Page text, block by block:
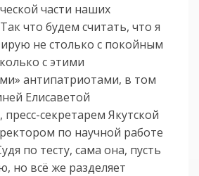
части наших
что будем считать, что я
не столько с покойным
с этими
антипатриотами, в том
Елисаветой
секретарем Якутской
по научной работе
по тесту, сама она, пусть
но всё же разделяет